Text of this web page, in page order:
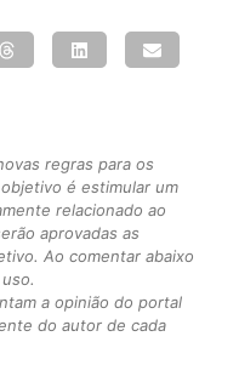
regras para os
é estimular um
relacionado ao
aprovadas as
Ao comentar abaixo
a opinião do portal
do autor de cada